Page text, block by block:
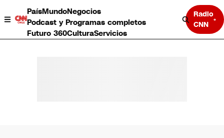
PaísMundoNegocios
Podcast y Programas completos
Futuro 360CulturaServicios
Radio
CNN